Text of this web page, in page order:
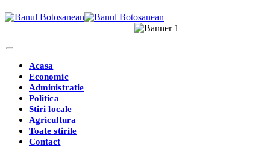
Acasa
Economic
Administratie
Politica
Stiri locale
Agricultura
Toate stirile
Contact